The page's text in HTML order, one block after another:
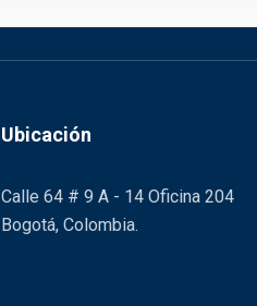
Ubicación
Calle 64 # 9 A - 14 Oficina 204
Bogotá, Colombia.